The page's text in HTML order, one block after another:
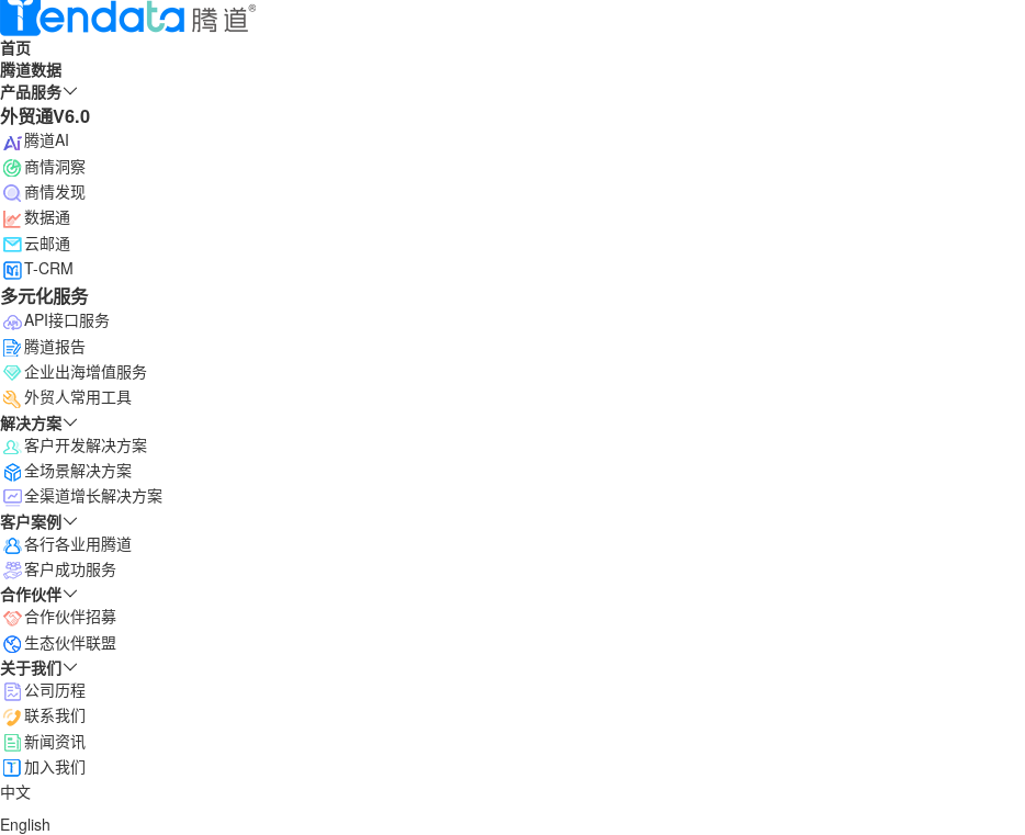
首页
腾道数据
产品服务
外贸通V6.0
腾道AI
商情洞察
商情发现
数据通
云邮通
T-CRM
多元化服务
API接口服务
腾道报告
企业出海增值服务
外贸人常用工具
解决方案
客户开发解决方案
全场景解决方案
全渠道增长解决方案
客户案例
各行各业用腾道
客户成功服务
合作伙伴
合作伙伴招募
生态伙伴联盟
关于我们
公司历程
联系我们
新闻资讯
加入我们
中文
English